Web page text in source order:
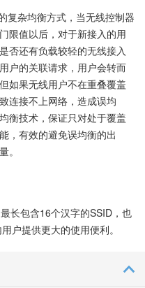
复杂均衡方式，当无线控制器
限值以后，对于新接入的用
否还有负载较轻的无线接入
户的关联请求，用户会转而
如果无线用户不在重叠覆盖
连接不上网络，造成误均
衡技术，保证只对处于覆盖
，有效的避免误均衡的出
。
长包含16个汉字的SSID，也
户提供更大的使用便利。